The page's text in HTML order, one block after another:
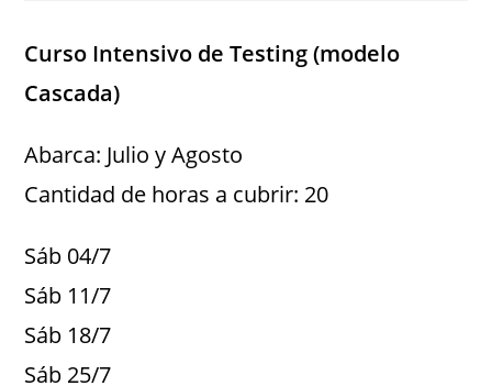
Curso Intensivo de Testing (modelo
Cascada)
Abarca: Julio y Agosto
Cantidad de horas a cubrir: 20
Sáb 04/7
Sáb 11/7
Sáb 18/7
Sáb 25/7